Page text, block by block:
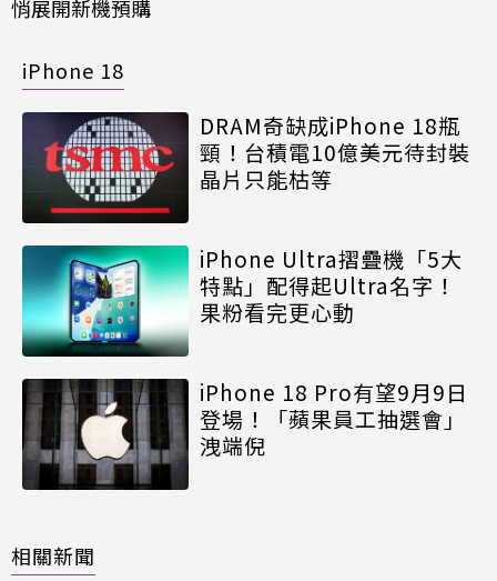
悄展開新機預購
iPhone 18
DRAM奇缺成iPhone 18瓶
頸！台積電10億美元待封裝
晶片只能枯等
iPhone Ultra摺疊機「5大
特點」配得起Ultra名字！
果粉看完更心動
iPhone 18 Pro有望9月9日
登場！「蘋果員工抽選會」
洩端倪
相關新聞